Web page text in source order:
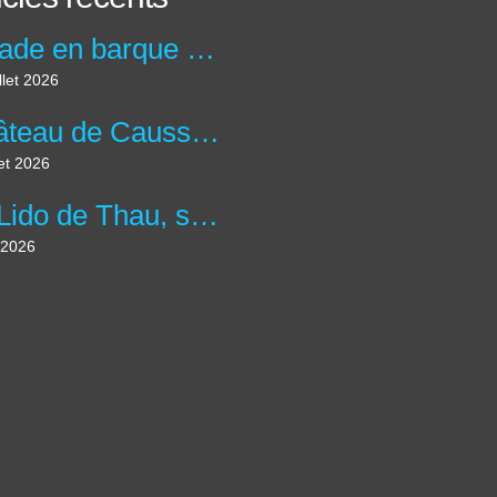
Balade en barque au Moulin de la maison de la Dronne à Montagrier en Dordogne.
2026
Château de Caussade à Trélissac en forêt de Lanmary.
2026
Le Lido de Thau, site des salins et plus grande lagune d'Occitanie.